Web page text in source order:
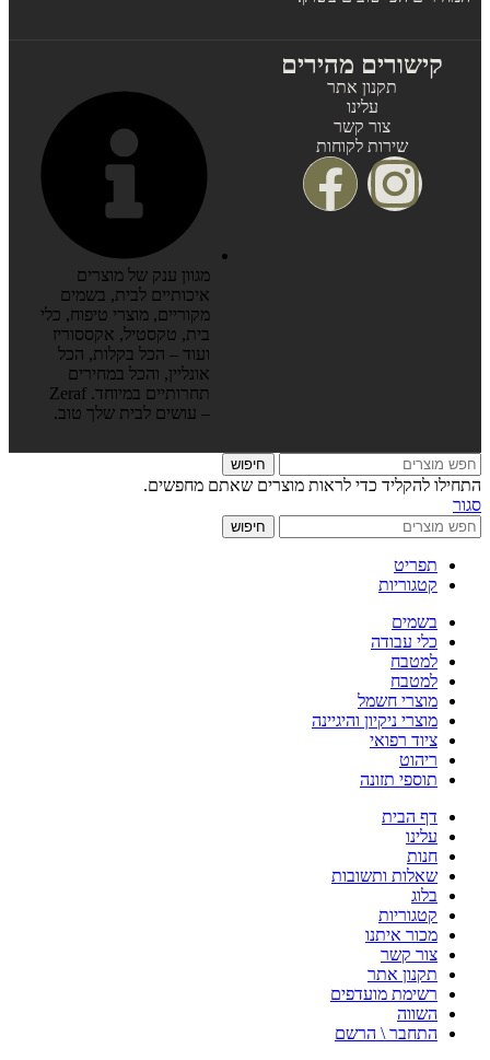
קישורים מהירים
תקנון אתר
עלינו
צור קשר
שירות לקוחות
מגוון ענק של מוצרים
איכותיים לבית, בשמים
מקוריים, מוצרי טיפוח, כלי
בית, טקסטיל, אקססוריז
ועוד – הכל בקלות, הכל
אונליין, והכל במחירים
תחרותיים במיוחד. Zeraf
– עושים לבית שלך טוב.
חיפוש
התחילו להקליד כדי לראות מוצרים שאתם מחפשים.
סגור
חיפוש
תפריט
קטגוריות
בשמים
כלי עבודה
למטבח
למטבח
מוצרי חשמל
מוצרי ניקיון והיגיינה
ציוד רפואי
ריהוט
תוספי תזונה
דף הבית
עלינו
חנות
שאלות ותשובות
בלוג
קטגוריות
מכור איתנו
צור קשר
תקנון אתר
רשימת מועדפים
השווה
התחבר \ הרשם